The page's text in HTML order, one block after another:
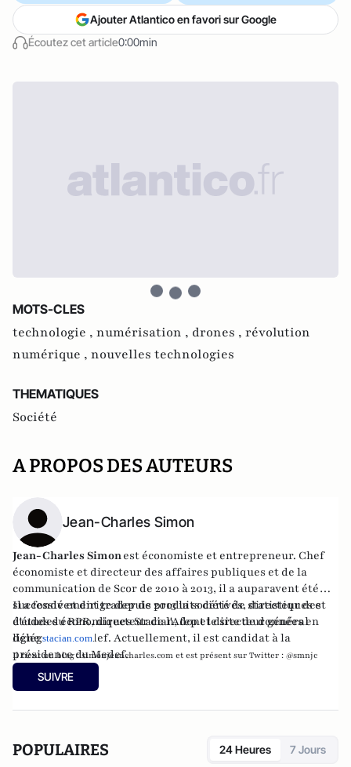
Écoutez cet article0:00min
Ajouter Atlantico en favori sur Google
MOTS-CLES
technologie , numérisation , drones , révolution
numérique , nouvelles technologies
THEMATIQUES
Société
A PROPOS DES AUTEURS
Jean-Charles Simon
Jean-Charles Simonest économiste et entrepreneur. Chef
économiste et directeur des affaires publiques et de la
communication de Scor de 2010 à 2013, il a auparavent été
successivement trader de produits dérivés, directeur des
études du RPR, directeur de l'Afep et directeur général
délégué du Medef. Actuellement, il est candidat à la
présidence du Medef.
Il a fondé et dirige depuis 2013 la société de statistiques et
d'études économiques Stacian, dont le site de données en
lignestacian.com
Il tient un blog :simonjeancharles.com et est présent sur Twitter : @smnjc
SUIVRE
POPULAIRES 24 Heures 7 Jours